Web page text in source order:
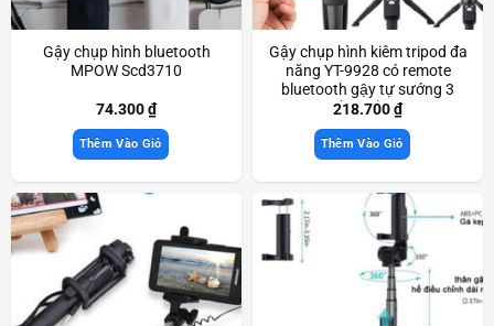
Gậy chụp hình bluetooth
MPOW Scd3710
74.300₫
Thêm Vào Giỏ
Gậy chụp hình kiêm tripod đa
năng YT-9928 có remote
bluetooth gậy tự sướng 3
chân chắc chắn Scd3619
218.700₫
Thêm Vào Giỏ